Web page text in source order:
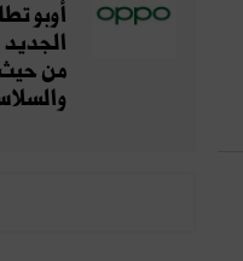
الجديد
من حيث